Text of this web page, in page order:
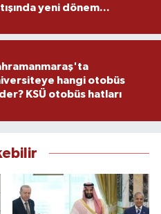
yeni dönem...
hangi otobüs
KSÜ otobüs hatları